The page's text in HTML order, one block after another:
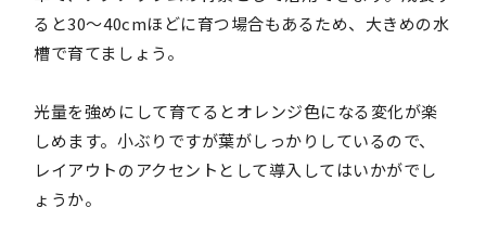
ると30～40cmほどに育つ場合もあるため、大きめの水
槽で育てましょう。
光量を強めにして育てるとオレンジ色になる変化が楽
しめます。小ぶりですが葉がしっかりしているので、
レイアウトのアクセントとして導入してはいかがでし
ょうか。